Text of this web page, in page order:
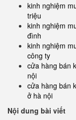
kinh nghiệm
triệu
kinh nghiệm
đình
kinh nghiệm
công ty
cửa hàng bán
nội
cửa hàng bán
ở hà nội
Nội dung bài viết